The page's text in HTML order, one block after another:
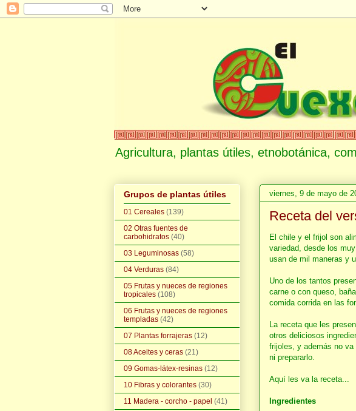
Agricultura, plantas útiles, etnobotánica,
viernes, 9 de mayo de
Receta del
El chile y el frijol son
variedad, desde los
usan de mil maneras y
Uno de los tantos
carne o con queso,
comida corrida en las
La receta que les
otros deliciosos
frijoles, y además no va
ni prepararlo.
Aquí les va la receta...
Ingredientes
Grupos de plantas útiles
01 Cereales (139)
02 Otras fuentes de
carbohidratos (40)
03 Leguminosas (58)
04 Verduras (84)
05 Frutas y nueces de regiones
tropicales (108)
06 Frutas y nueces de regiones
templadas (42)
07 Plantas forrajeras (12)
08 Aceites y ceras (21)
09 Gomas-látex-resinas (12)
10 Fibras y colorantes (30)
11 Madera - corcho - papel (41)